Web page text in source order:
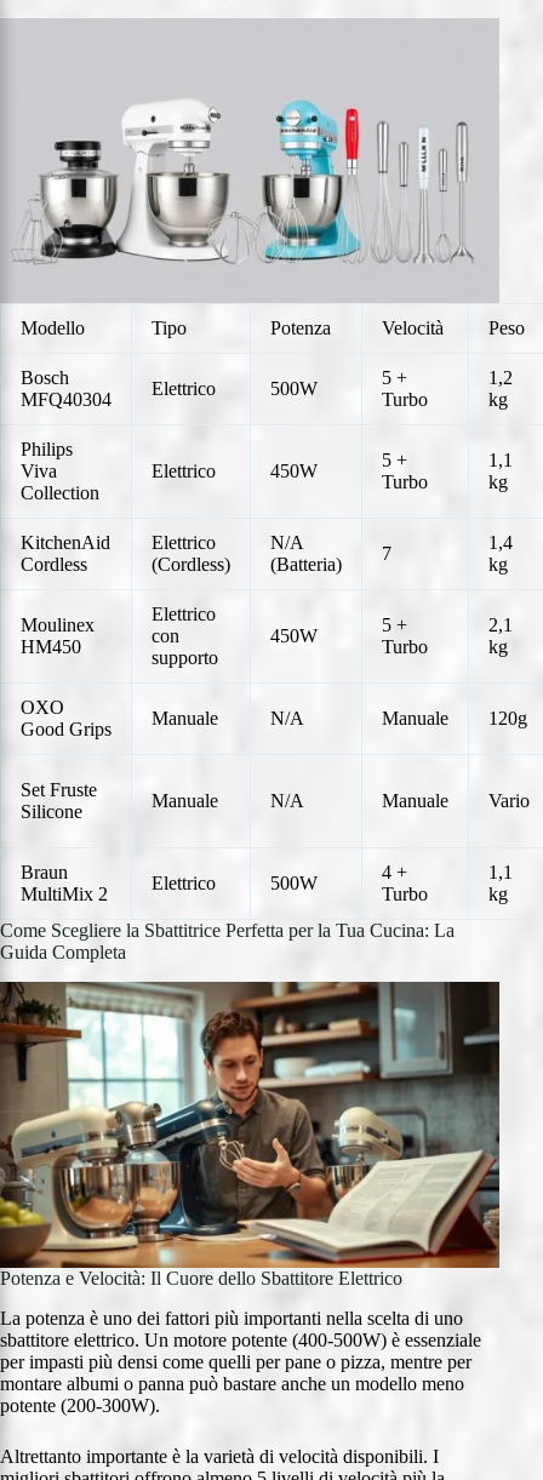
Modello Tipo Potenza Velocità Peso
Bosch
MFQ40304
Elettrico 500W
5 +
Turbo
1,2
kg
Philips
Viva
Collection
Elettrico 450W
5 +
Turbo
1,1
kg
KitchenAid
Cordless
Elettrico
(Cordless)
N/A
(Batteria)
7
1,4
kg
Moulinex
HM450
Elettrico
con
supporto
450W
5 +
Turbo
2,1
kg
OXO
Good Grips
Manuale N/A Manuale 120g
Set Fruste
Silicone
Manuale N/A Manuale Vario
Braun
MultiMix 2
Elettrico 500W
4 +
Turbo
1,1
kg
Come Scegliere la Sbattitrice Perfetta per la Tua Cucina: La
Guida Completa
Potenza e Velocità: Il Cuore dello Sbattitore Elettrico
La potenza è uno dei fattori più importanti nella scelta di uno
sbattitore elettrico. Un motore potente (400-500W) è essenziale
per impasti più densi come quelli per pane o pizza, mentre per
montare albumi o panna può bastare anche un modello meno
potente (200-300W).
Altrettanto importante è la varietà di velocità disponibili. I